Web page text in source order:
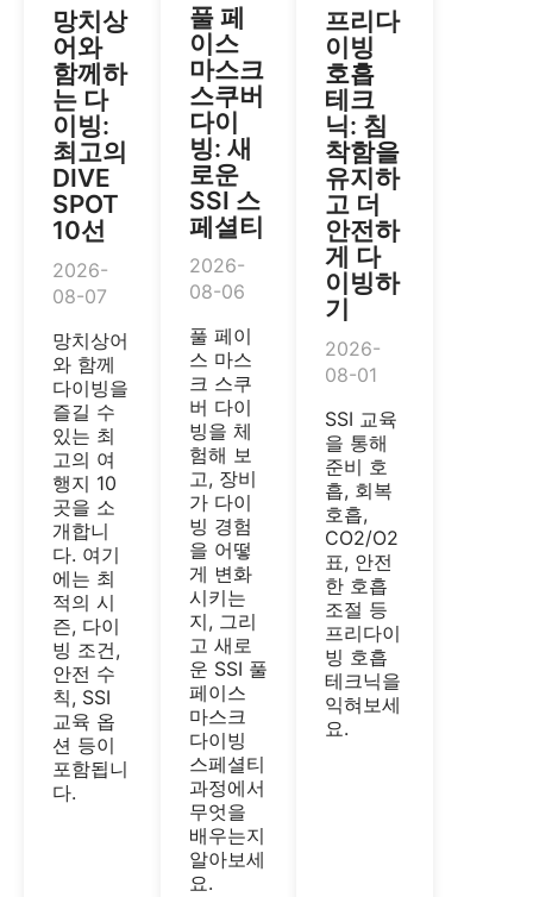
망치상
어와
함께하
는 다
이빙:
최고의
DIVE
SPOT
10선
2026-
08-07
망치상어
와 함께
다이빙을
즐길 수
있는 최
고의 여
행지 10
곳을 소
개합니
다. 여기
에는 최
적의 시
즌, 다이
빙 조건,
안전 수
칙, SSI
교육 옵
션 등이
포함됩니
다.
풀 페
이스
마스크
스쿠버
다이
빙: 새
로운
SSI 스
페셜티
2026-
08-06
풀 페이
스 마스
크 스쿠
버 다이
빙을 체
험해 보
고, 장비
가 다이
빙 경험
을 어떻
게 변화
시키는
지, 그리
고 새로
운 SSI 풀
페이스
마스크
다이빙
스페셜티
과정에서
무엇을
배우는지
알아보세
요.
프리다
이빙
호흡
테크
닉: 침
착함을
유지하
고 더
안전하
게 다
이빙하
기
2026-
08-01
SSI 교육
을 통해
준비 호
흡, 회복
호흡,
CO2/O2
표, 안전
한 호흡
조절 등
프리다이
빙 호흡
테크닉을
익혀보세
요.